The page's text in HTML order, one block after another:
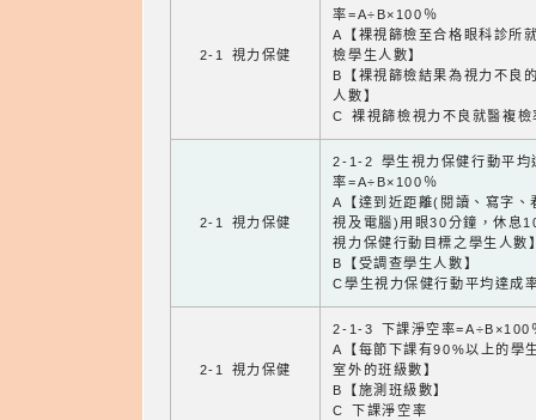
2-1 視力保健
率=A÷B×100％
A【裸視篩檢至合格眼科診所
檢學生人數】
B【裸視篩檢結果為視力不良
人數】
C 裸視篩檢視力不良就醫複檢
2-1 視力保健
2-1-2 學生視力保健行動平均
率=A÷B×100％
A【達到近距離(閱讀、寫字、
視及電腦)用眼30分鐘，休息
視力保健行動目標之學生人數
B【受調查學生人數】
C學生視力保健行動平均達成
2-1 視力保健
2-1-3 下課淨空率=A÷B×100
A【每節下課有90%以上的學
室外的班級數】
B【施測班級數】
C 下課淨空率